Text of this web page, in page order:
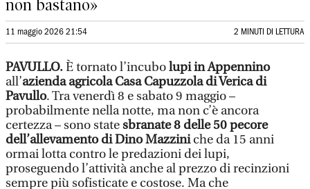
non bastano»
11 maggio 2026 21:54 2 MINUTI DI LETTURA
PAVULLO.È tornato l’incubolupi in Appennino
all’azienda agricola Casa Capuzzola di Verica di
Pavullo. Tra venerdì 8 e sabato 9 maggio –
probabilmente nella notte, ma non c’è ancora
certezza – sono statesbranate 8 delle 50 pecore
dell’allevamento di Dino Mazziniche da 15 anni
ormai lotta contro le predazioni dei lupi,
proseguendo l’attività anche al prezzo di recinzioni
sempre più sofisticate e costose. Ma che